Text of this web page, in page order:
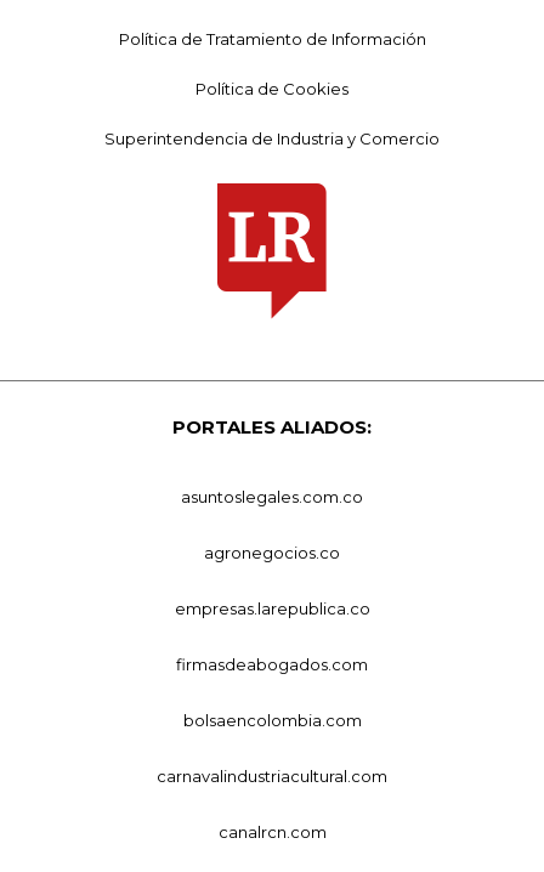
Política de Tratamiento de Información
Política de Cookies
Superintendencia de Industria y Comercio
PORTALES ALIADOS:
asuntoslegales.com.co
agronegocios.co
empresas.larepublica.co
firmasdeabogados.com
bolsaencolombia.com
carnavalindustriacultural.com
canalrcn.com